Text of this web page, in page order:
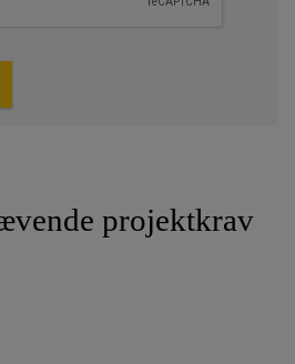
projektkrav